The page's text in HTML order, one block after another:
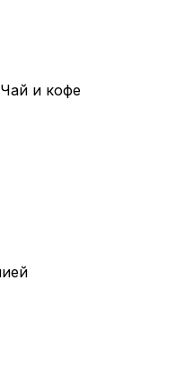
и кофе